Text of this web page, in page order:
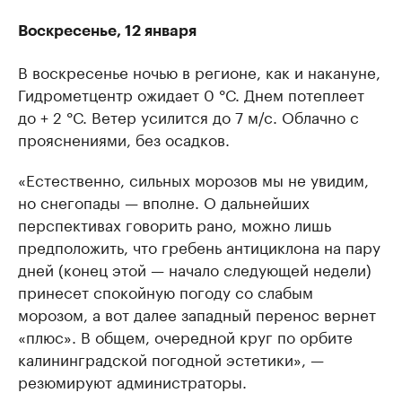
Воскресенье, 12 января
В воскресенье ночью в регионе, как и накануне,
Гидрометцентр ожидает 0 °С. Днем потеплеет
до + 2 °С. Ветер усилится до 7 м/с. Облачно с
прояснениями, без осадков.
«Естественно, сильных морозов мы не увидим,
но снегопады — вполне. О дальнейших
перспективах говорить рано, можно лишь
предположить, что гребень антициклона на пару
дней (конец этой — начало следующей недели)
принесет спокойную погоду со слабым
морозом, а вот далее западный перенос вернет
«плюс». В общем, очередной круг по орбите
калининградской погодной эстетики», —
резюмируют администраторы.